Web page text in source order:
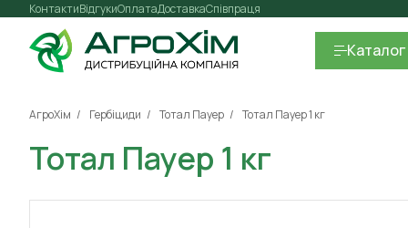
Контакти Оплата
Відгуки ДоставкаСпівпраця
Каталог
АгроХім Гербіциди Тотал Пауер Тотал Пауер 1 кг
Тотал Пауер 1 кг